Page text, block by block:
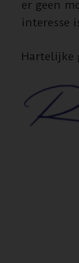
er geen
interesse
Hartelijke